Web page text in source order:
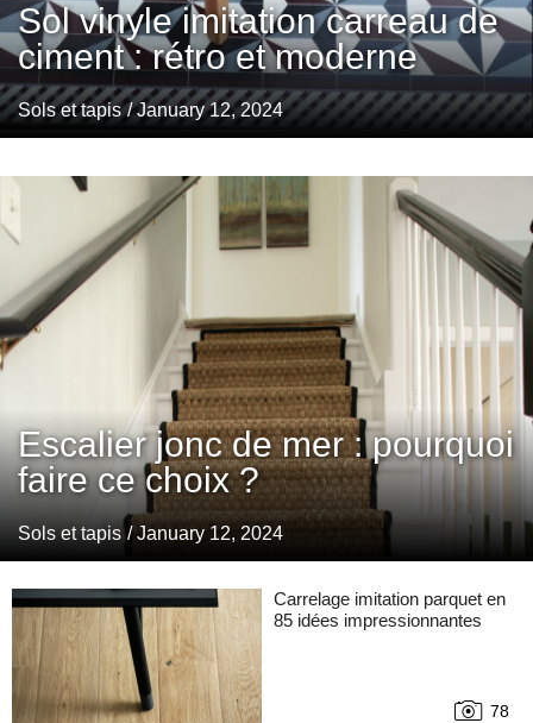
Sol vinyle imitation carreau de
ciment : rétro et moderne
Sols et tapis / January 12, 2024
Escalier jonc de mer : pourquoi
faire ce choix ?
Sols et tapis / January 12, 2024
Carrelage imitation parquet en
85 idées impressionnantes
78